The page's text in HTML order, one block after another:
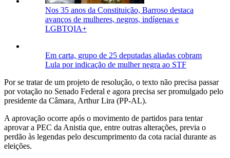
Nos 35 anos da Constituição, Barroso destaca
avanços de mulheres, negros, indígenas e
LGBTQIA+
Em carta, grupo de 25 deputadas aliadas cobram
Lula por indicação de mulher negra ao STF
Por se tratar de um projeto de resolução, o texto não precisa passar
por votação no Senado Federal e agora precisa ser promulgado pelo
presidente da Câmara, Arthur Lira (PP-AL).
A aprovação ocorre após o movimento de partidos para tentar
aprovar a PEC da Anistia que, entre outras alterações, previa o
perdão às legendas pelo descumprimento da cota racial durante as
eleições.